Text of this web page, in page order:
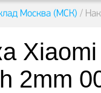
Москва (МСК) /
2mm